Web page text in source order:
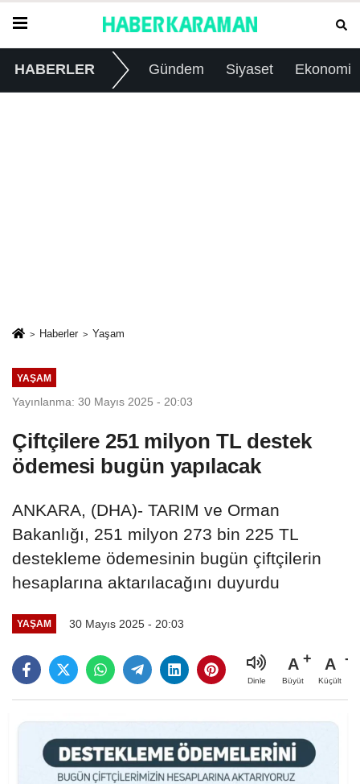
HABERLER Gündem Siyaset Ekonomi
Haberler Yaşam
YAŞAM
Yayınlanma: 30 Mayıs 2025 - 20:03
Çiftçilere 251 milyon TL destek
ödemesi bugün yapılacak
ANKARA, (DHA)- TARIM ve Orman
Bakanlığı, 251 milyon 273 bin 225 TL
destekleme ödemesinin bugün çiftçilerin
hesaplarına aktarılacağını duyurdu
YAŞAM 30 Mayıs 2025 - 20:03
Dinle
A
Büyüt
A
Küçült